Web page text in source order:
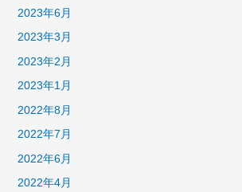
2023年6月
2023年3月
2023年2月
2023年1月
2022年8月
2022年7月
2022年6月
2022年4月